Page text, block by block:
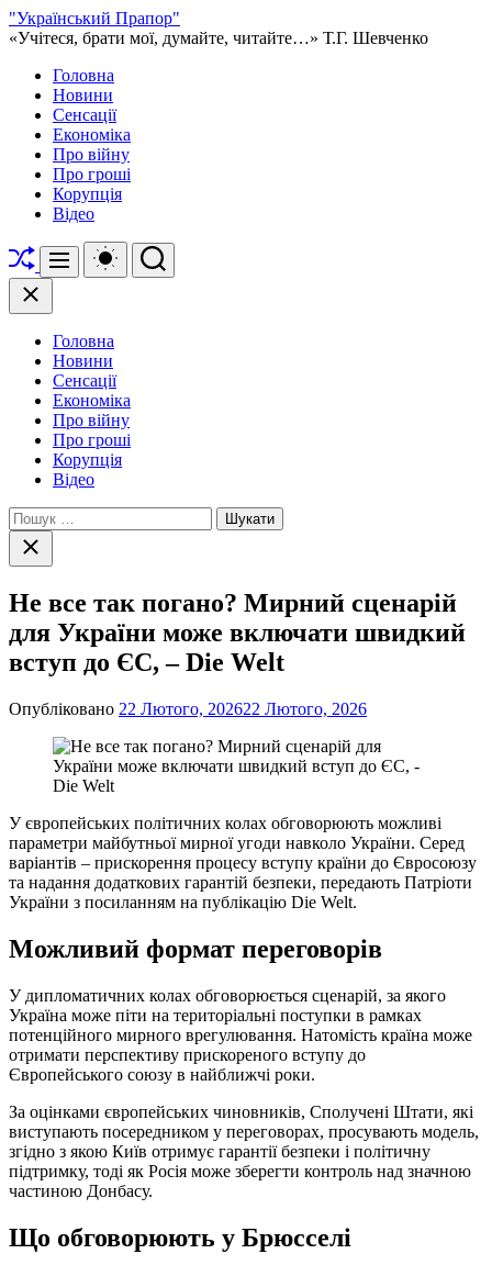
Перейти
до
"Український Прапор"
«Учітеся, брати мої, думайте, читайте…» Т.Г. Шевченко
Головна
Новини
Сенсації
Економіка
Про війну
Про гроші
Корупція
Відео
Перетасувати
Меню
Перемикач
кольорового
Пошук
Закрити
Головна
Новини
Сенсації
Економіка
Про війну
Про гроші
Корупція
Відео
Пошук:
Закрити
пошук
Не все так погано? Мирний сценарій
для України може включати швидкий
вступ до ЄС, – Die Welt
Опубліковано 22 Лютого, 202622 Лютого, 2026
У європейських політичних колах обговорюють можливі
параметри майбутньої мирної угоди навколо України. Серед
варіантів – прискорення процесу вступу країни до Євросоюзу
та надання додаткових гарантій безпеки, передають Патріоти
України з посиланням на публікацію Die Welt.
Можливий формат переговорів
У дипломатичних колах обговорюється сценарій, за якого
Україна може піти на територіальні поступки в рамках
потенційного мирного врегулювання. Натомість країна може
отримати перспективу прискореного вступу до
Європейського союзу в найближчі роки.
За оцінками європейських чиновників, Сполучені Штати, які
виступають посередником у переговорах, просувають модель,
згідно з якою Київ отримує гарантії безпеки і політичну
підтримку, тоді як Росія може зберегти контроль над значною
частиною Донбасу.
Що обговорюють у Брюсселі